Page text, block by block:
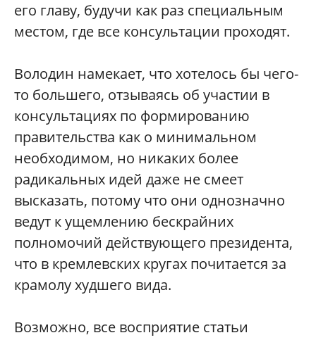
его главу, будучи как раз специальным
местом, где все консультации проходят.
Володин намекает, что хотелось бы чего-
то большего, отзываясь об участии в
консультациях по формированию
правительства как о минимальном
необходимом, но никаких более
радикальных идей даже не смеет
высказать, потому что они однозначно
ведут к ущемлению бескрайних
полномочий действующего президента,
что в кремлевских кругах почитается за
крамолу худшего вида.
Возможно, все восприятие статьи